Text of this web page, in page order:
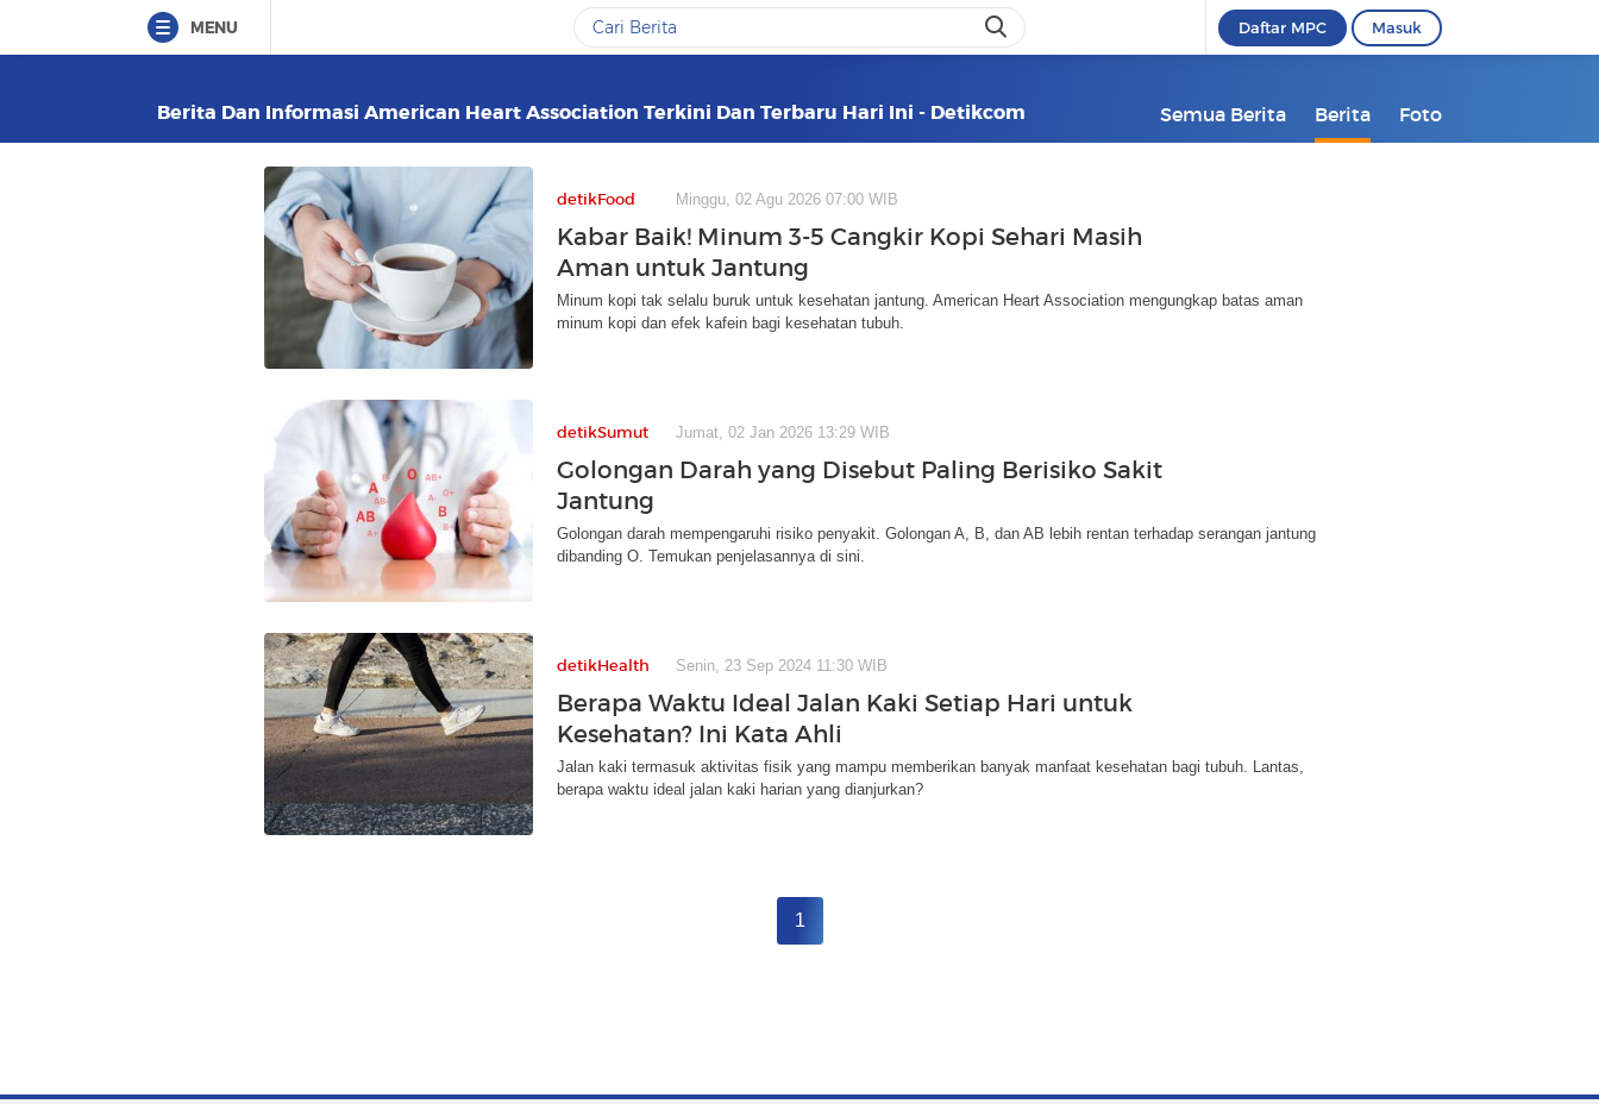
MENU Daftar MPC Masuk
Berita Dan Informasi American Heart Association Terkini Dan Terbaru Hari Ini - Detikcom Semua Berita Berita Foto
detikFood Minggu, 02 Agu 2026 07:00 WIB
Kabar Baik! Minum 3-5 Cangkir Kopi Sehari Masih
Aman untuk Jantung
Minum kopi tak selalu buruk untuk kesehatan jantung. American Heart Association mengungkap batas aman
minum kopi dan efek kafein bagi kesehatan tubuh.
detikSumut Jumat, 02 Jan 2026 13:29 WIB
Golongan Darah yang Disebut Paling Berisiko Sakit
Jantung
Golongan darah mempengaruhi risiko penyakit. Golongan A, B, dan AB lebih rentan terhadap serangan jantung
dibanding O. Temukan penjelasannya di sini.
detikHealth Senin, 23 Sep 2024 11:30 WIB
Berapa Waktu Ideal Jalan Kaki Setiap Hari untuk
Kesehatan? Ini Kata Ahli
Jalan kaki termasuk aktivitas fisik yang mampu memberikan banyak manfaat kesehatan bagi tubuh. Lantas,
berapa waktu ideal jalan kaki harian yang dianjurkan?
1